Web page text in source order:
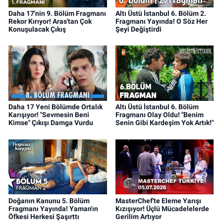
Daha 17'nin 9. Bölüm Fragmanı
Rekor Kırıyor! Aras'tan Çok
Konuşulacak Çıkış
Altı Üstü İstanbul 6. Bölüm 2.
Fragmanı Yayında! O Söz Her
Şeyi Değiştirdi
Daha 17 Yeni Bölümde Ortalık
Karışıyor! "Sevmesin Beni
Kimse" Çıkışı Damga Vurdu
Altı Üstü İstanbul 6. Bölüm
Fragmanı Olay Oldu! "Benim
Senin Gibi Kardeşim Yok Artık!"
Doğanın Kanunu 5. Bölüm
Fragmanı Yayında! Yaman'ın
Öfkesi Herkesi Şaşırttı
MasterChef'te Eleme Yarışı
Kızışıyor! Üçlü Mücadelelerde
Gerilim Artıyor